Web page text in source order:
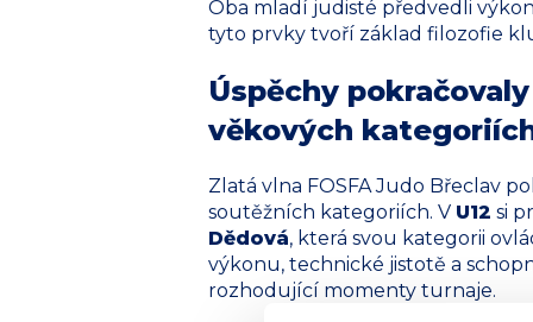
Oba mladí judisté předvedli
tyto prvky tvoří základ filozofie
Úspěchy
věkových
Zlatá vlna FOSFA Judo Břeclav
soutěžních kategoriích. V U12 si
Dědová, která svou kategorii
výkonu, technické jistotě a
rozhodující momenty turnaje.